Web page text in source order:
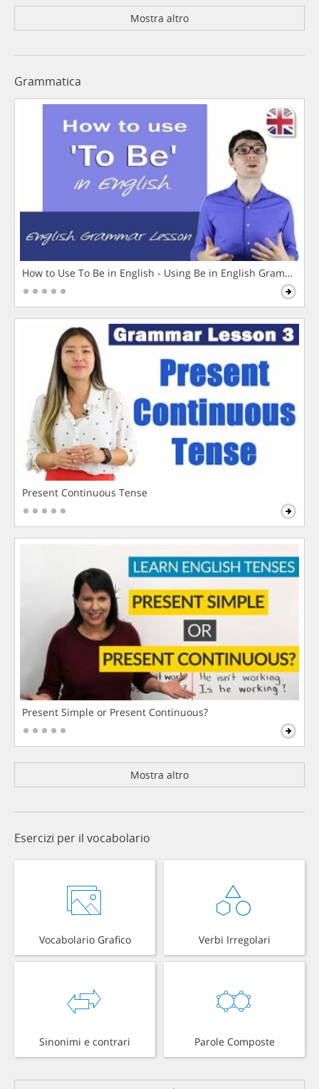
Mostra altro
Grammatica
How to Use To Be in English - Using Be in English Grammar
Present Continuous Tense
Present Simple or Present Continuous?
Mostra altro
Esercizi per il vocabolario
Vocabolario Grafico Verbi Irregolari
Sinonimi e contrari Parole Composte